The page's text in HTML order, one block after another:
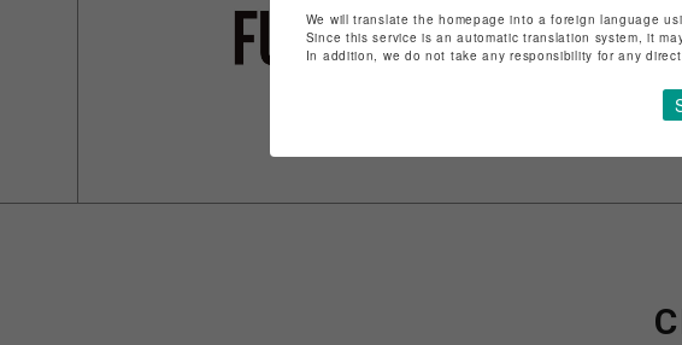
店舗名
渋
特定商取引法など
ショップお問い合
We will translate the homepage into a foreign language
Since this service is an automatic translation system, it
In addition, we do not take any responsibility for any